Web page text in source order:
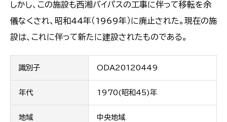
しかし、この施設も西湘バイパスの工事に伴って移転を余
儀なくされ、昭和44年（1969年）に廃止された。現在の施
設は、これに伴って新たに建設されたものである。
識別子 ODA20120449
年代 1970(昭和45)年
地域 中央地域